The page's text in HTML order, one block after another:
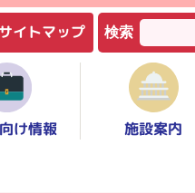
サイトマップ 検索
け情報 施設案内